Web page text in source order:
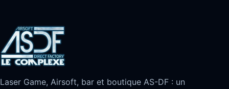
Laser Game, Airsoft, bar et boutique AS-DF : un